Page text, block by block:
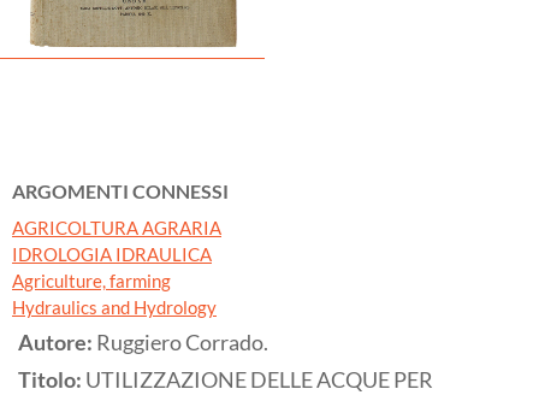
ARGOMENTI CONNESSI
AGRICOLTURA AGRARIA
IDROLOGIA IDRAULICA
Agriculture, farming
Hydraulics and Hydrology
Autore: Ruggiero Corrado.
Titolo: UTILIZZAZIONE DELLE ACQUE PER